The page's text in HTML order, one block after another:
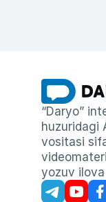
“Daryo”
huzuridagi
vositasi
yozuv ilova